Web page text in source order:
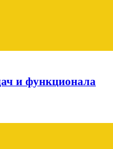
и функционала